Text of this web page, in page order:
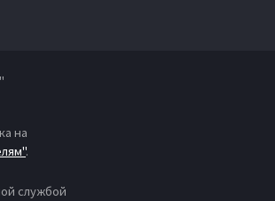
на
.
службой